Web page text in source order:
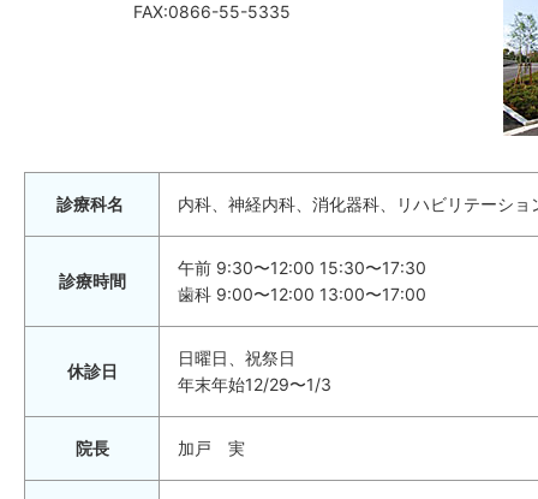
FAX:0866-55-5335
診療科名 内科、神経内科、消化器科、リハビリテーシ
診療時間
午前 9:30〜12:00 15:30〜17:30
歯科 9:00〜12:00 13:00〜17:00
休診日
日曜日、祝祭日
年末年始12/29〜1/3
院長 加戸 実